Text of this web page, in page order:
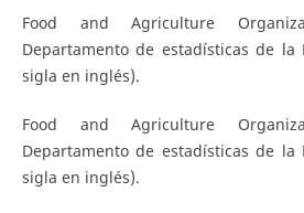
Food and Agriculture
Departamento de estadísticas de la
sigla en inglés).
Food and Agriculture
Departamento de estadísticas de la
sigla en inglés).